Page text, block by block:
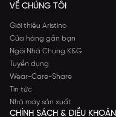
VỀ CHÚNG TÔI
Giới thiệu Aristino
Cửa hàng gần bạn
Ngôi Nhà Chung K&G
Tuyển dụng
Wear-Care-Share
Tin tức
Nhà máy sản xuất
CHÍNH SÁCH & ĐIỀU KHOẢN